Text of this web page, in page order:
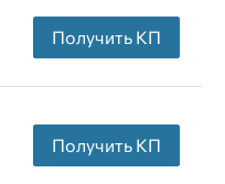
Получить КП
Получить КП